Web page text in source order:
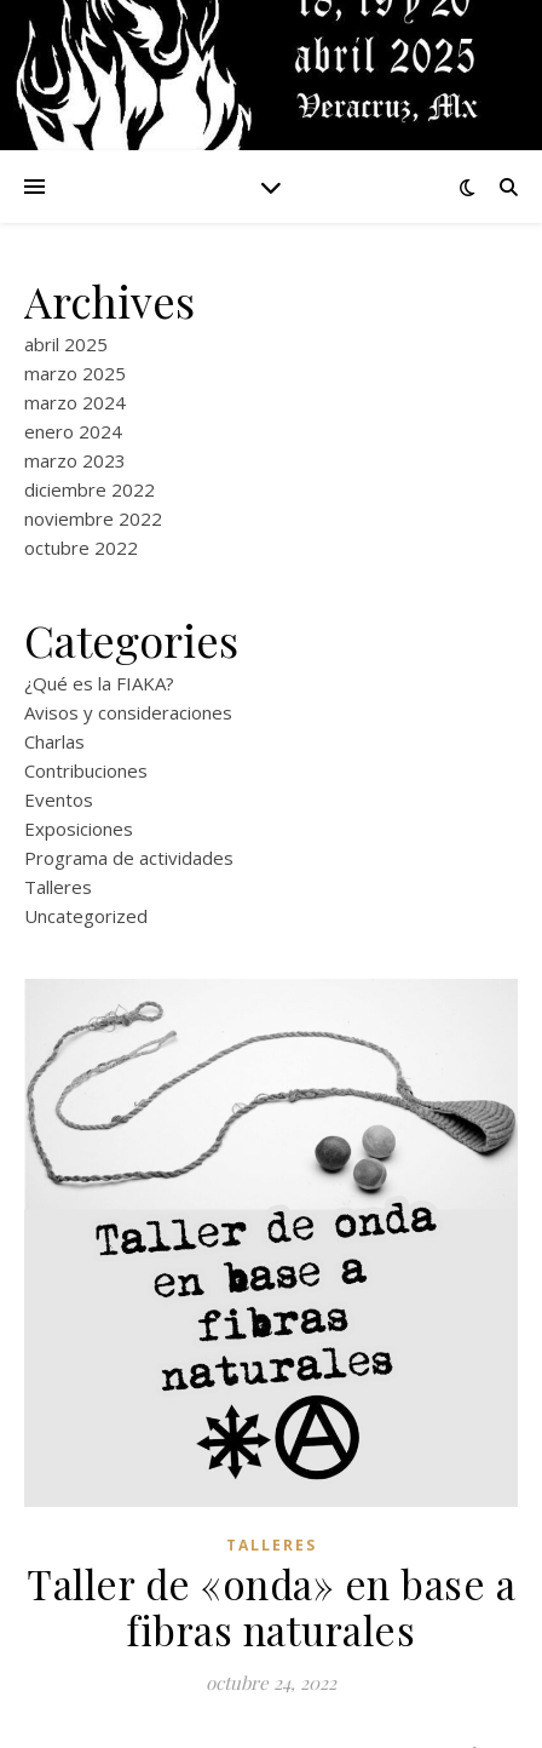
Archives
abril 2025
marzo 2025
marzo 2024
enero 2024
marzo 2023
diciembre 2022
noviembre 2022
octubre 2022
Categories
¿Qué es la FIAKA?
Avisos y consideraciones
Charlas
Contribuciones
Eventos
Exposiciones
Programa de actividades
Talleres
Uncategorized
TALLERES
Taller de «onda» en base a
fibras naturales
octubre 24, 2022